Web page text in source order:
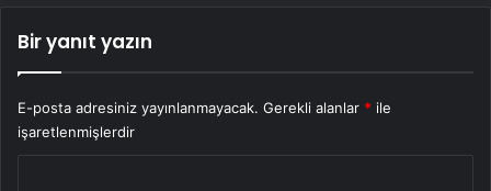
Bir yanıt yazın
E-posta adresiniz yayınlanmayacak. Gerekli alanlar * ile
işaretlenmişlerdir